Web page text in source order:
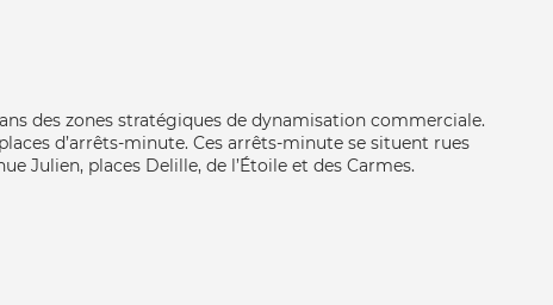
des zones stratégiques de dynamisation commerciale.
d’arrêts-minute. Ces arrêts-minute se situent rues
Julien, places Delille, de l’Étoile et des Carmes.